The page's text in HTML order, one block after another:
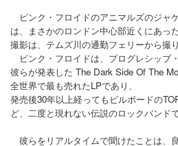
ピンク・フロイドのアニマルズのジャ
は、まさかのロンドン中心部近くにあった
撮影は、テムズ川の通勤フェリーから撮り
ピンク・フロイドは、プログレシッブ
彼らが発表した The Dark Side Of The
全世界で最も売れたLPであり、
発売後30年以上経ってもビルボードの
ど、二度と現れない伝説のロックバンドで
彼らをリアルタイムで聞けたことは、